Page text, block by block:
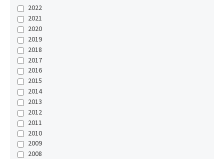
2022
2021
2020
2019
2018
2017
2016
2015
2014
2013
2012
2011
2010
2009
2008